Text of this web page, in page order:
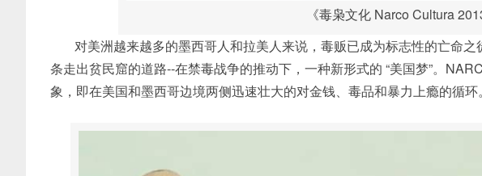
《毒枭文化 Narco Cultura
对美洲越来越多的墨西哥人和拉美人来说，毒贩已成为标志性的亡命
条走出贫民窟的道路--在禁毒战争的推动下，一种新形式的 “美国梦”。
象，即在美国和墨西哥边境两侧迅速壮大的对金钱、毒品和暴力上瘾的循环。